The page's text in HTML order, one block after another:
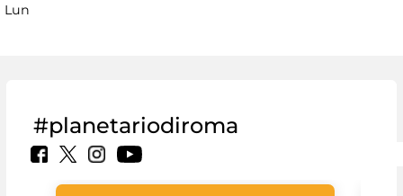
Lun
#planetariodiroma